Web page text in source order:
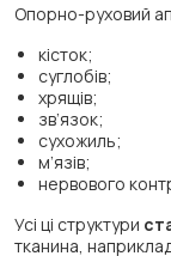
Опорно-руховий
кісток;
суглобів;
хрящів;
зв’язок;
сухожиль;
м’язів;
нервового
Усі ці структури
тканина,